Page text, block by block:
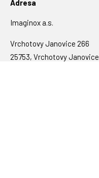
Adresa
Imaginox a.s.
Vrchotovy Janovice 266
25753, Vrchotovy Janovice